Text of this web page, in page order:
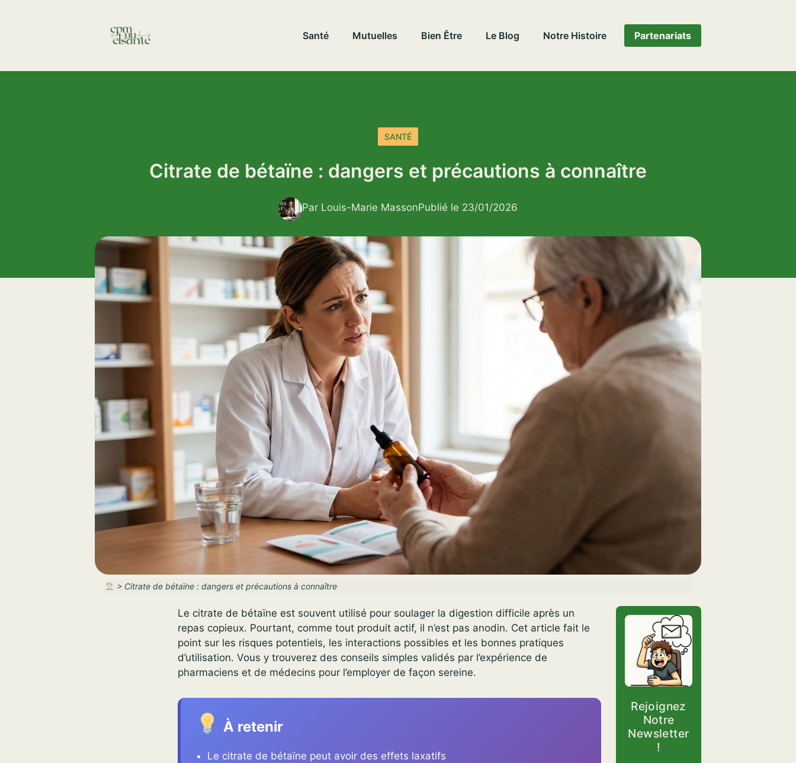
Santé Mutuelles Bien Être Le Blog Notre Histoire Partenariats
SANTÉ
Citrate de bétaïne : dangers et précautions à connaître
Par Louis-Marie MassonPublié le 23/01/2026
> Citrate de bétaïne : dangers et précautions à connaître
Le citrate de bétaïne est souvent utilisé pour soulager la digestion difficile après un
repas copieux. Pourtant, comme tout produit actif, il n’est pas anodin. Cet article fait le
point sur les risques potentiels, les interactions possibles et les bonnes pratiques
d’utilisation. Vous y trouverez des conseils simples validés par l’expérience de
pharmaciens et de médecins pour l’employer de façon sereine.
À retenir
Le citrate de bétaïne peut avoir des effets laxatifs
Rejoignez
Notre
Newsletter
!